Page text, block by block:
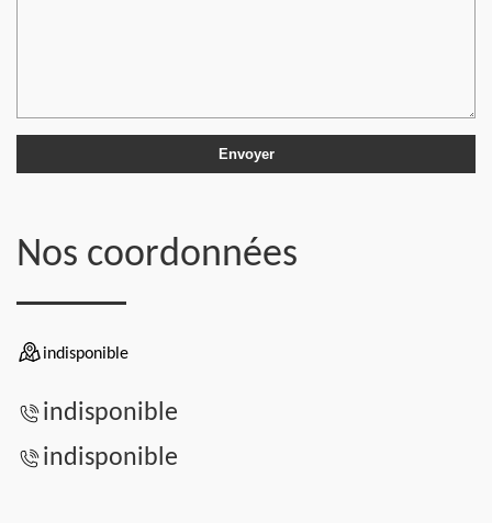
Nos coordonnées
indisponible
indisponible
indisponible